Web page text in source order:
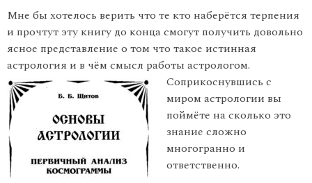
Мне бы хотелось верить что те кто наберётся терпения
и прочтут эту книгу до конца смогут получить довольно
ясное представление о том что такое истинная
астрология и в чём смысл работы астрологом.
Соприкоснувшись с
миром астрологии вы
поймёте на сколько это
знание сложно
многогранно и
ответственно.